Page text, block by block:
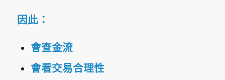
因此：
會查金流
會看交易合理性